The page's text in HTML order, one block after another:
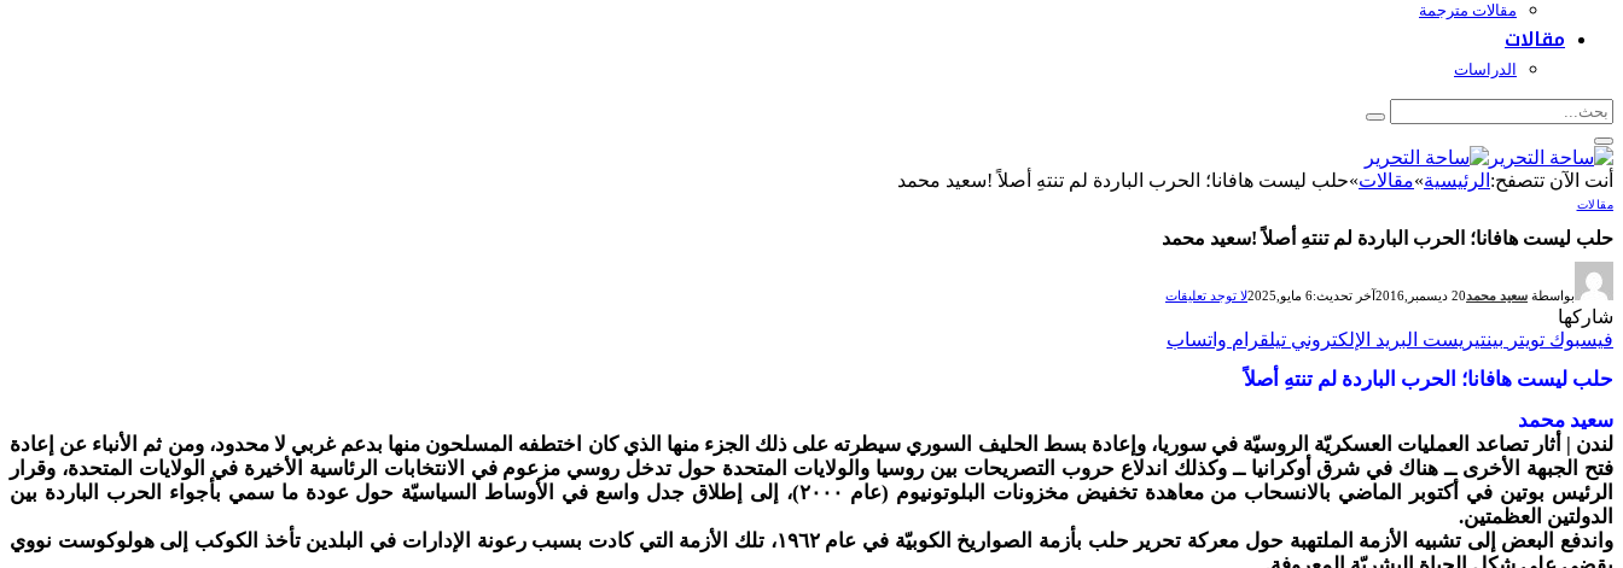
مقالات مترجمة
مقالات
الدراسات
أنت الآن تتصفح: الرئيسية»مقالات»حلب ليست هافانا؛ الحرب الباردة لم تنتهِ أصلاً !سعيد محمد
مقالات
حلب ليست هافانا؛ الحرب الباردة لم تنتهِ أصلاً !سعيد محمد
بواسطة سعيد محمد20 ديسمبر,2016 آخر تحديث:6 مايو,2025 لا توجد تعليقات
شاركها
فيسبوك تويتر بينتيريست البريد الإلكتروني تيلقرام واتساب
حلب ليست هافانا؛ الحرب الباردة لم تنتهِ أصلاً
سعيد محمد
لندن | أثار تصاعد العمليات العسكريّة الروسيّة في سوريا، وإعادة بسط الحليف السوري سيطرته على ذلك الجزء منها الذي كان اختطفه المسلحون منها بدعم غربي لا محدود، ومن ثم الأنباء عن إعادة
فتح الجبهة الأخرى ــ هناك في شرق أوكرانيا ــ وكذلك اندلاع حروب التصريحات بين روسيا والولايات المتحدة حول تدخل روسي مزعوم في الانتخابات الرئاسية الأخيرة في الولايات المتحدة، وقرار
الرئيس بوتين في أكتوبر الماضي بالانسحاب من معاهدة تخفيض مخزونات البلوتونيوم (عام ٢٠٠٠)، إلى إطلاق جدل واسع في الأوساط السياسيّة حول عودة ما سمي بأجواء الحرب الباردة بين
الدولتين العظمتين.
واندفع البعض إلى تشبيه الأزمة الملتهبة حول معركة تحرير حلب بأزمة الصواريخ الكوبيّة في عام ١٩٦٢، تلك الأزمة التي كادت بسبب رعونة الإدارات في البلدين تأخذ الكوكب إلى هولوكوست نووي